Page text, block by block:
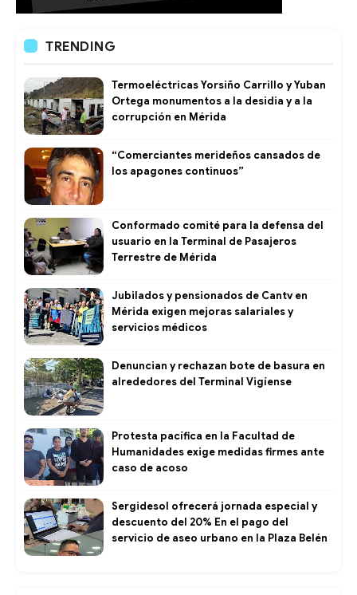
TRENDING
Termoeléctricas Yorsiño Carrillo y Yuban
Ortega monumentos a la desidia y a la
corrupción en Mérida
“Comerciantes merideños cansados de
los apagones continuos”
Conformado comité para la defensa del
usuario en la Terminal de Pasajeros
Terrestre de Mérida
Jubilados y pensionados de Cantv en
Mérida exigen mejoras salariales y
servicios médicos
Denuncian y rechazan bote de basura en
alrededores del Terminal Vigíense
Protesta pacífica en la Facultad de
Humanidades exige medidas firmes ante
caso de acoso
Sergidesol ofrecerá jornada especial y
descuento del 20% En el pago del
servicio de aseo urbano en la Plaza Belén